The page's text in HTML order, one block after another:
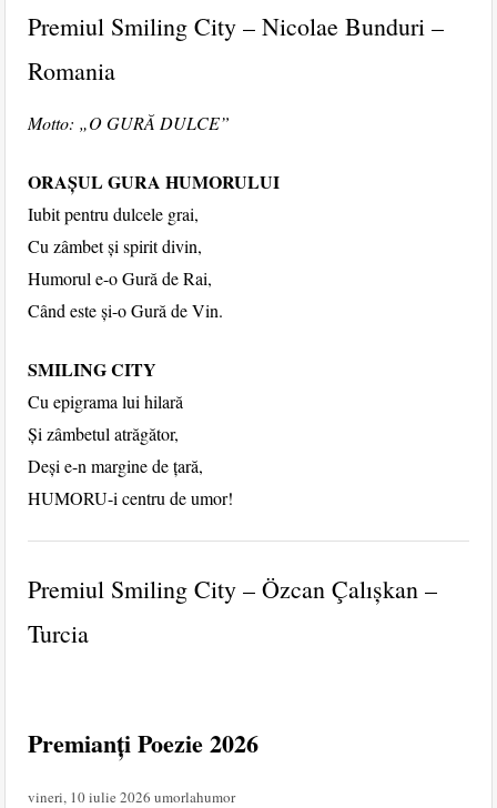
Premiul Smiling City – Nicolae Bunduri –
Romania
Motto: „O GURĂ DULCE”
ORAȘUL GURA HUMORULUI
Iubit pentru dulcele grai,
Cu zâmbet și spirit divin,
Humorul e-o Gură de Rai,
Când este și-o Gură de Vin.
SMILING CITY
Cu epigrama lui hilară
Și zâmbetul atrăgător,
Deși e-n margine de țară,
HUMORU-i centru de umor!
Premiul Smiling City – Özcan Çalışkan –
Turcia
Premianți Poezie 2026
vineri, 10 iulie 2026 umorlahumor